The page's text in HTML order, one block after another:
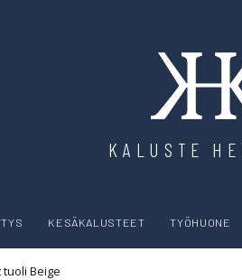
KALUSTE
KESÄKALUSTEET TYÖHUONE
Beige